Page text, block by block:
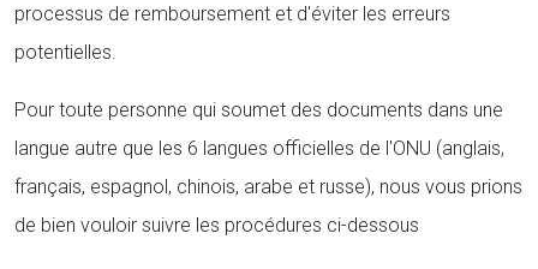
processus de remboursement et d'éviter les erreurs
potentielles.
Pour toute personne qui soumet des documents dans une
langue autre que les 6 langues officielles de l'ONU (anglais,
français, espagnol, chinois, arabe et russe), nous vous prions
de bien vouloir suivre les procédures ci-dessous